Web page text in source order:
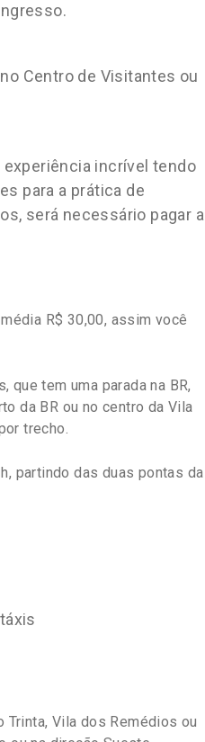
Centro de Visitantes ou
incrível tendo
para a prática de
será necessário pagar a
R$ 30,00, assim você
tem uma parada na BR,
da BR ou no centro da Vila
trecho.
partindo das duas pontas da
Vila dos Remédios ou